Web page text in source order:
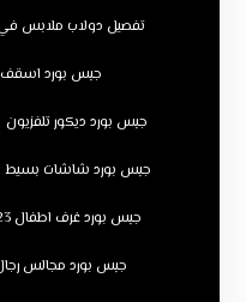
تفصيل دولاب ملابس في
جبس بورد اسقف
جبس بورد ديكور تلفزيون
جبس بورد شاشات بسيط
جبس بورد غرف اطفال 2023
جبس بورد مجالس